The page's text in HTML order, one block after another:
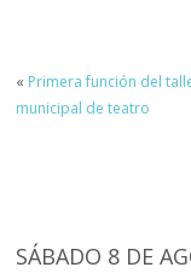
« Primera función del
municipal de teatro
SÁBADO 8 DE